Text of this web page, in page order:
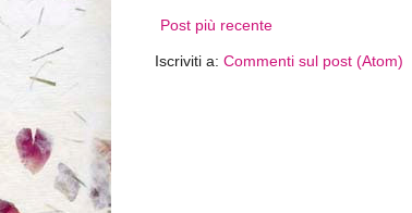
Post più recente
Iscriviti a: Commenti sul post (Atom)